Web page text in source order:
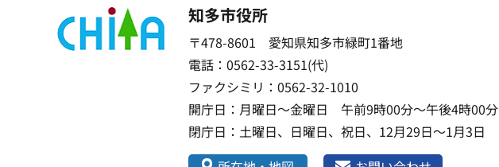
知多市役所
〒478-8601 愛知県知多市緑町1番地
電話：0562-33-3151(代)
ファクシミリ：0562-32-1010
開庁日：月曜日～金曜日 午前9時00分～午後4時00分
閉庁日：土曜日、日曜日、祝日、12月29日～1月3日